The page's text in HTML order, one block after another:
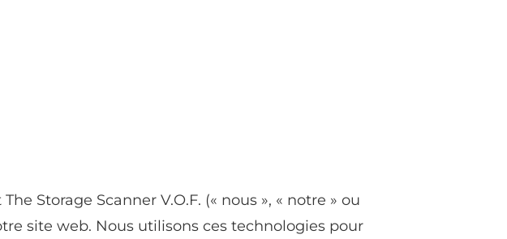
Storage Scanner V.O.F. (« nous », « notre » ou
site web. Nous utilisons ces technologies pour